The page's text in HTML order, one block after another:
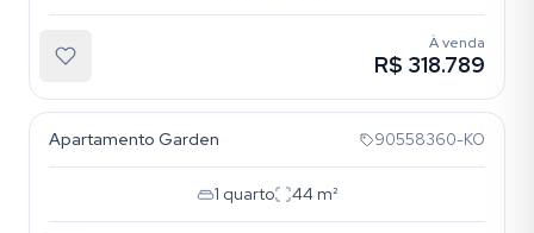
À venda
R$ 318.789
Apartamento Garden 90558360-KO
1 quarto 44 m²